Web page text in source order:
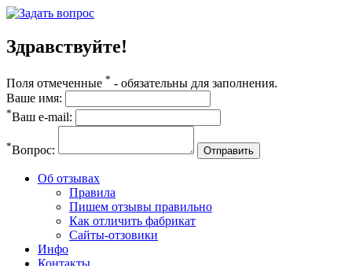
Здравствуйте!
Поля отмеченные * - обязательны для заполнения.
Ваше имя:
*Ваш e-mail:
*Вопрос: Отправить
Об отзывах
Правила
Пишем отзывы правильно
Как отличить фабрикат
Сайты-отзовики
Инфо